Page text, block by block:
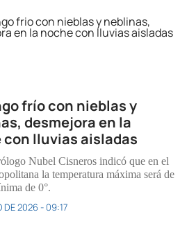
frío con nieblas y
desmejora en la
con lluvias aisladas
Nubel Cisneros indicó que en el
la temperatura máxima será de
de 0°.
DE 2026 - 09:17